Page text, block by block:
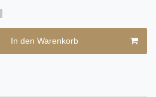
In den Warenkorb